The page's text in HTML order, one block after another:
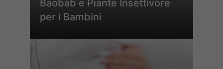
Baobab e Piante Insettivore
per i Bambini